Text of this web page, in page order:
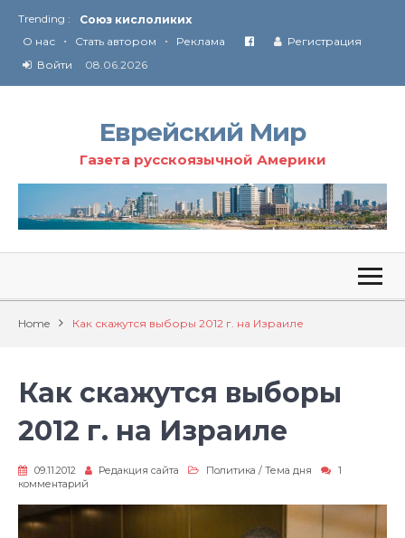
Trending :
Соглашение США с Ираном
Технология Революции в Иране
О нас • Стать автором • Реклама
Регистрация
Войти
08.06.2026
Еврейский Мир
Газета русскоязычной Америки
Home Как скажутся выборы 2012 г. на Израиле
Как скажутся выборы
2012 г. на Израиле
09.11.2012 Редакция сайта Политика / Тема дня
1
комментарий
Как